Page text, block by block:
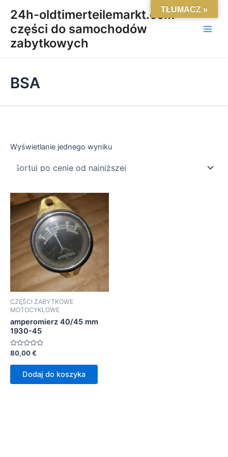
content
24h-oldtimerteilemarkt.com-
części do samochodów
zabytkowych
Main
BSA
Wyświetlanie jednego wyniku
CZĘŚCI ZABYTKOWE
MOTOCYKLOWE
amperomierz 40/45 mm
1930-45
Oceniono
na
80,00€
Dodaj do koszyka
TŁUMACZ »